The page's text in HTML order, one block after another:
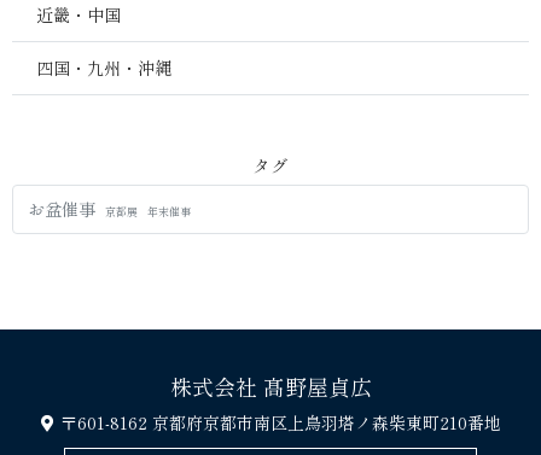
近畿・中国
四国・九州・沖縄
タグ
お盆催事
京都展 年末催事
株式会社 髙野屋貞広
〒601-8162 京都府京都市南区上鳥羽塔ノ森柴東町210番地